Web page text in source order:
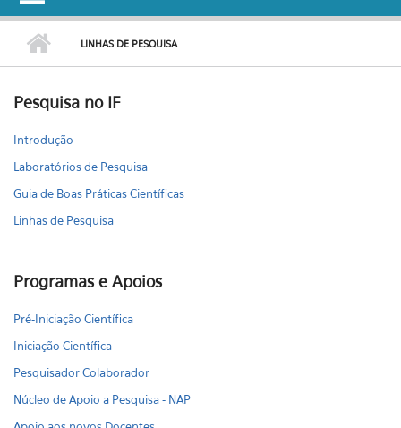
LINHAS DE PESQUISA
Pesquisa no IF
Introdução
Laboratórios de Pesquisa
Guia de Boas Práticas Científicas
Linhas de Pesquisa
Programas e Apoios
Pré-Iniciação Científica
Iniciação Científica
Pesquisador Colaborador
Núcleo de Apoio a Pesquisa - NAP